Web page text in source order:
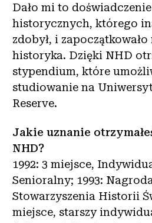
Dało mi to
historycznych, którego
zdobył, i
historyka. Dzięki NHD
stypendium, które
studiowanie na
Reserve.
Jakie uznanie
NHD?
1992: 3 miejsce,
Senioralny; 1993:
Stowarzyszenia Historii
miejsce, starszy